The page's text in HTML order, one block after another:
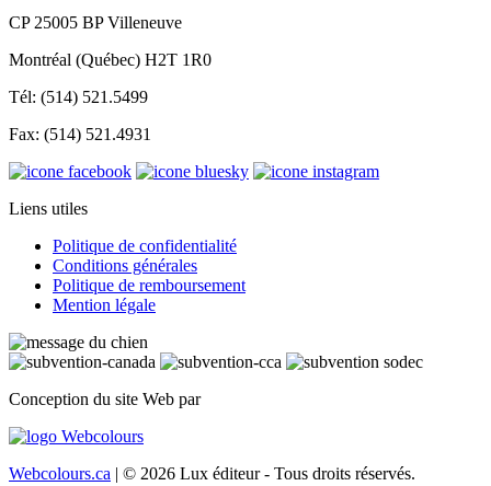
CP 25005 BP Villeneuve
Montréal (Québec) H2T 1R0
Tél: (514) 521.5499
Fax: (514) 521.4931
Liens utiles
Politique de confidentialité
Conditions générales
Politique de remboursement
Mention légale
Conception du site Web par
Webcolours.ca | © 2026 Lux éditeur - Tous droits réservés.